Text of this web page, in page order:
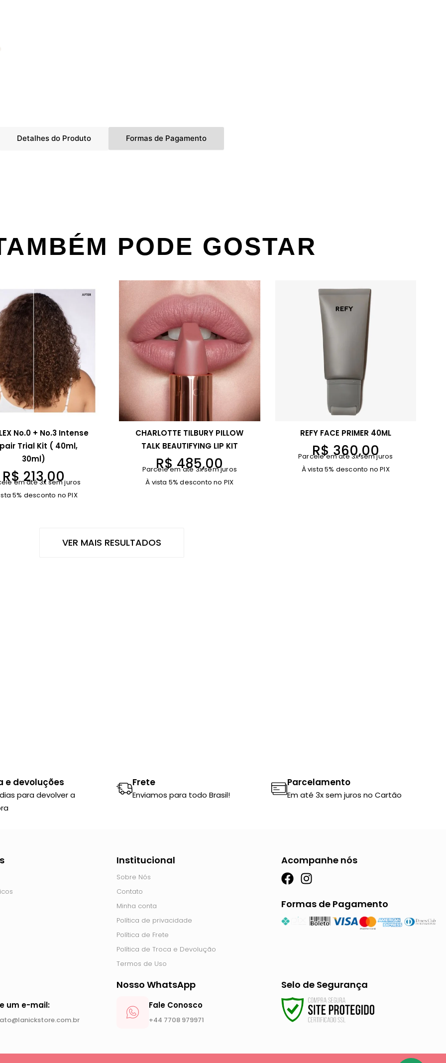
Detalhes do Produto Formas de Pagamento
PODE GOSTAR
No.0 + No.3 Intense
Trial Kit ( 40ml,
30ml)
R$213,00
em até 3x sem juros
5% desconto no PIX
CHARLOTTE TILBURY PILLOW
TALK BEAUTIFYING LIP KIT
R$485,00
Parcele em até 3x sem juros
À vista 5% desconto no PIX
REFY FACE PRIMER 40ML
R$360,00
Parcele em até 3x sem juros
À vista 5% desconto no PIX
VER MAIS RESULTADOS
e devoluções
para devolver a
Frete
Enviamos para todo Brasil!
Parcelamento
Em até 3x sem juros no Cartão
Institucional
Sobre Nós
Contato
Minha conta
Política de privacidade
Política de Frete
Política de Troca e Devolução
Termos de Uso
Acompanhe nós
F
c
e
b
I
s
t
a
Formas de Pagamento
um e-mail:
Nosso WhatsApp
Fale Conosco
+44 7708 979971
Selo de Segurança